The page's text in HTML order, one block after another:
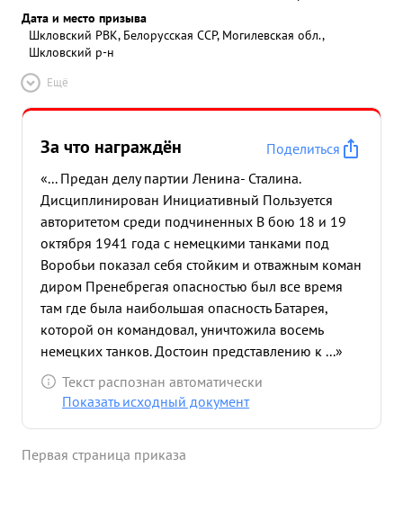
Дата и место призыва
Шкловский РВК, Белорусская ССР, Могилевская обл.,
Шкловский р-н
Ещё
За что награждён
Поделиться
«... Предан делу партии Ленина- Сталина.
Дисциплинирован Инициативный Пользуется
авторитетом среди подчиненных В бою 18 и 19
октября 1941 года с немецкими танками под
Воробьи показал себя стойким и отважным коман
диром Пренебрегая опасностью был все время
там где была наибольшая опасность Батарея,
которой он командовал, уничтожила восемь
немецких танков. Достоин представлению к ...»
Текст распознан автоматически
Показать исходный документ
Первая страница приказа